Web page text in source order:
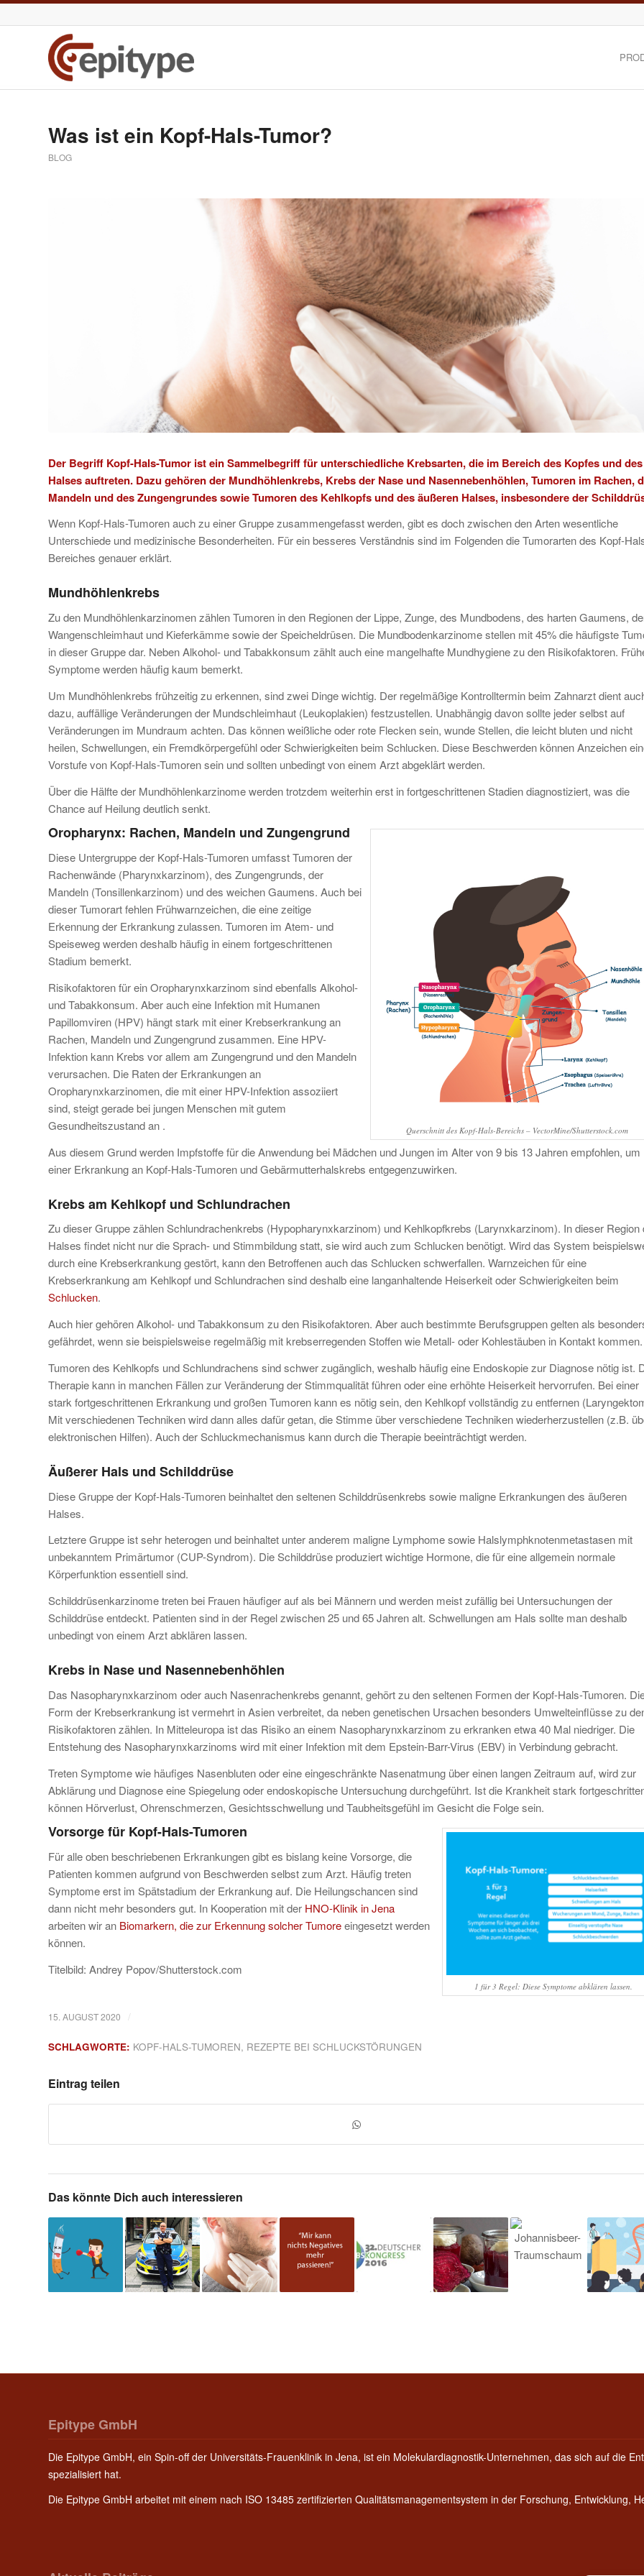
Was ist ein Kopf-Hals-Tumor?
BLOG
Der Begriff Kopf-Hals-Tumor ist ein Sammelbegriff für unterschiedliche Krebsarten, die im Bereich des Kopfes und des
Halses auftreten. Dazu gehören der Mundhöhlenkrebs, Krebs der Nase und Nasennebenhöhlen, Tumoren im Rachen,
Mandeln und des Zungengrundes sowie Tumoren des Kehlkopfs und des äußeren Halses, insbesondere der
Wenn Kopf-Hals-Tumoren auch zu einer Gruppe zusammengefasst werden, gibt es doch zwischen den Arten wesentliche
Unterschiede und medizinische Besonderheiten. Für ein besseres Verständnis sind im Folgenden die Tumorarten des Kopf-
Bereiches genauer erklärt.
Mundhöhlenkrebs
Zu den Mundhöhlenkarzinomen zählen Tumoren in den Regionen der Lippe, Zunge, des Mundbodens, des harten Gaumens,
Wangenschleimhaut und Kieferkämme sowie der Speicheldrüsen. Die Mundbodenkarzinome stellen mit 45% die häufigste
in dieser Gruppe dar. Neben Alkohol- und Tabakkonsum zählt auch eine mangelhafte Mundhygiene zu den Risikofaktoren.
Symptome werden häufig kaum bemerkt.
Um Mundhöhlenkrebs frühzeitig zu erkennen, sind zwei Dinge wichtig. Der regelmäßige Kontrolltermin beim Zahnarzt dient
dazu, auffällige Veränderungen der Mundschleimhaut (Leukoplakien) festzustellen. Unabhängig davon sollte jeder selbst auf
Veränderungen im Mundraum achten. Das können weißliche oder rote Flecken sein, wunde Stellen, die leicht bluten und nicht
heilen, Schwellungen, ein Fremdkörpergefühl oder Schwierigkeiten beim Schlucken. Diese Beschwerden können Anzeichen
Vorstufe von Kopf-Hals-Tumoren sein und sollten unbedingt von einem Arzt abgeklärt werden.
Über die Hälfte der Mundhöhlenkarzinome werden trotzdem weiterhin erst in fortgeschrittenen Stadien diagnostiziert, was die
Chance auf Heilung deutlich senkt.
Querschnitt des Kopf-Hals-Bereichs – VectorMine/Shutterstock.com
Oropharynx: Rachen, Mandeln und Zungengrund
Diese Untergruppe der Kopf-Hals-Tumoren umfasst Tumoren der
Rachenwände (Pharynxkarzinom), des Zungengrunds, der
Mandeln (Tonsillenkarzinom) und des weichen Gaumens. Auch bei
dieser Tumorart fehlen Frühwarnzeichen, die eine zeitige
Erkennung der Erkrankung zulassen. Tumoren im Atem- und
Speiseweg werden deshalb häufig in einem fortgeschrittenen
Stadium bemerkt.
Risikofaktoren für ein Oropharynxkarzinom sind ebenfalls Alkohol-
und Tabakkonsum. Aber auch eine Infektion mit Humanen
Papillomviren (HPV) hängt stark mit einer Krebserkrankung an
Rachen, Mandeln und Zungengrund zusammen. Eine HPV-
Infektion kann Krebs vor allem am Zungengrund und den Mandeln
verursachen. Die Raten der Erkrankungen an
Oropharynxkarzinomen, die mit einer HPV-Infektion assoziiert
sind, steigt gerade bei jungen Menschen mit gutem
Gesundheitszustand an .
Aus diesem Grund werden Impfstoffe für die Anwendung bei Mädchen und Jungen im Alter von 9 bis 13 Jahren empfohlen, um
einer Erkrankung an Kopf-Hals-Tumoren und Gebärmutterhalskrebs entgegenzuwirken.
Krebs am Kehlkopf und Schlundrachen
Zu dieser Gruppe zählen Schlundrachenkrebs (Hypopharynxkarzinom) und Kehlkopfkrebs (Larynxkarzinom). In dieser Region
Halses findet nicht nur die Sprach- und Stimmbildung statt, sie wird auch zum Schlucken benötigt. Wird das System
durch eine Krebserkrankung gestört, kann den Betroffenen auch das Schlucken schwerfallen. Warnzeichen für eine
Krebserkrankung am Kehlkopf und Schlundrachen sind deshalb eine langanhaltende Heiserkeit oder Schwierigkeiten beim
Schlucken.
Auch hier gehören Alkohol- und Tabakkonsum zu den Risikofaktoren. Aber auch bestimmte Berufsgruppen gelten als
gefährdet, wenn sie beispielsweise regelmäßig mit krebserregenden Stoffen wie Metall- oder Kohlestäuben in Kontakt kommen.
Tumoren des Kehlkopfs und Schlundrachens sind schwer zugänglich, weshalb häufig eine Endoskopie zur Diagnose nötig ist.
Therapie kann in manchen Fällen zur Veränderung der Stimmqualität führen oder eine erhöhte Heiserkeit hervorrufen. Bei einer
stark fortgeschrittenen Erkrankung und großen Tumoren kann es nötig sein, den Kehlkopf vollständig zu entfernen
Mit verschiedenen Techniken wird dann alles dafür getan, die Stimme über verschiedene Techniken wiederherzustellen (z.B.
elektronischen Hilfen). Auch der Schluckmechanismus kann durch die Therapie beeinträchtigt werden.
Äußerer Hals und Schilddrüse
Diese Gruppe der Kopf-Hals-Tumoren beinhaltet den seltenen Schilddrüsenkrebs sowie maligne Erkrankungen des äußeren
Halses.
Letztere Gruppe ist sehr heterogen und beinhaltet unter anderem maligne Lymphome sowie Halslymphknotenmetastasen mit
unbekanntem Primärtumor (CUP-Syndrom). Die Schilddrüse produziert wichtige Hormone, die für eine allgemein normale
Körperfunktion essentiell sind.
Schilddrüsenkarzinome treten bei Frauen häufiger auf als bei Männern und werden meist zufällig bei Untersuchungen der
Schilddrüse entdeckt. Patienten sind in der Regel zwischen 25 und 65 Jahren alt. Schwellungen am Hals sollte man deshalb
unbedingt von einem Arzt abklären lassen.
Krebs in Nase und Nasennebenhöhlen
Das Nasopharynxkarzinom oder auch Nasenrachenkrebs genannt, gehört zu den seltenen Formen der Kopf-Hals-Tumoren.
Form der Krebserkrankung ist vermehrt in Asien verbreitet, da neben genetischen Ursachen besonders Umwelteinflüsse zu
Risikofaktoren zählen. In Mitteleuropa ist das Risiko an einem Nasopharynxkarzinom zu erkranken etwa 40 Mal niedriger. Die
Entstehung des Nasopharynxkarzinoms wird mit einer Infektion mit dem Epstein-Barr-Virus (EBV) in Verbindung gebracht.
Treten Symptome wie häufiges Nasenbluten oder eine eingeschränkte Nasenatmung über einen langen Zeitraum auf, wird zur
Abklärung und Diagnose eine Spiegelung oder endoskopische Untersuchung durchgeführt. Ist die Krankheit stark
können Hörverlust, Ohrenschmerzen, Gesichtsschwellung und Taubheitsgefühl im Gesicht die Folge sein.
1 für 3 Regel: Diese Symptome abklären lassen.
Vorsorge für Kopf-Hals-Tumoren
Für alle oben beschriebenen Erkrankungen gibt es bislang keine Vorsorge, die
Patienten kommen aufgrund von Beschwerden selbst zum Arzt. Häufig treten
Symptome erst im Spätstadium der Erkrankung auf. Die Heilungschancen sind
dann nicht mehr besonders gut. In Kooperation mit der HNO-Klinik in Jena
arbeiten wir an Biomarkern, die zur Erkennung solcher Tumoreeingesetzt werden
können.
Titelbild: Andrey Popov/Shutterstock.com
15. AUGUST 2020 /
SCHLAGWORTE: KOPF-HALS-TUMOREN, REZEPTE BEI SCHLUCKSTÖRUNGEN
Eintrag teilen
Das könnte Dich auch interessieren
Epitype GmbH
Die Epitype GmbH, ein Spin-off der Universitäts-Frauenklinik in Jena, ist ein Molekulardiagnostik-Unternehmen, das sich auf die
spezialisiert hat.
Die Epitype GmbH arbeitet mit einem nach ISO 13485 zertifizierten Qualitätsmanagementsystem in der Forschung, Entwicklung,